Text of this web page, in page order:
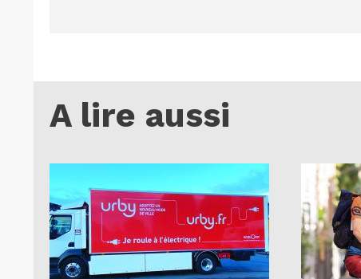
A lire aussi